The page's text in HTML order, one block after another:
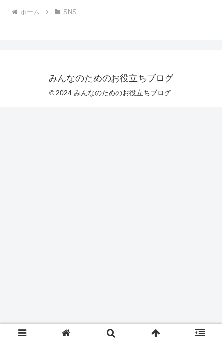
ホーム SNS
みんなのためのお役立ちブログ
© 2024 みんなのためのお役立ちブログ.